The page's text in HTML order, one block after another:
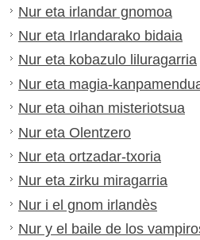
Nur eta irlandar gnomoa
Nur eta Irlandarako bidaia
Nur eta kobazulo liluragarria
Nur eta magia-
Nur eta oihan misteriotsua
Nur eta Olentzero
Nur eta ortzadar-txoria
Nur eta zirku miragarria
Nur i el gnom irlandès
Nur y el baile de los